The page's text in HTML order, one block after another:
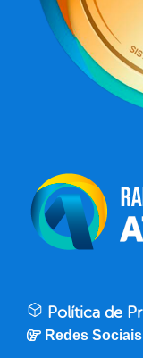
Política de
Redes Sociais